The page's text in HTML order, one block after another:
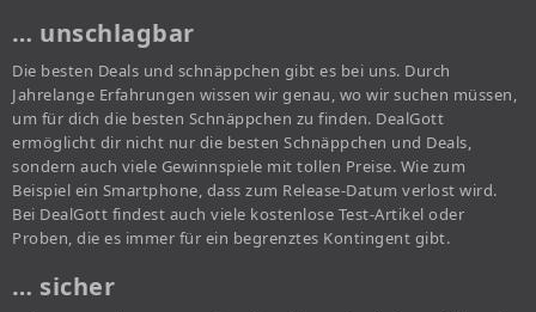
… unschlagbar
Die besten Deals und schnäppchen gibt es bei uns. Durch
Jahrelange Erfahrungen wissen wir genau, wo wir suchen müssen,
um für dich die besten Schnäppchen zu finden. DealGott
ermöglicht dir nicht nur die besten Schnäppchen und Deals,
sondern auch viele Gewinnspiele mit tollen Preise. Wie zum
Beispiel ein Smartphone, dass zum Release-Datum verlost wird.
Bei DealGott findest auch viele kostenlose Test-Artikel oder
Proben, die es immer für ein begrenztes Kontingent gibt.
… sicher